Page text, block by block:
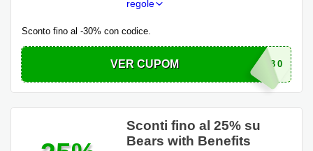
regole
Sconto fino al -30% con codice.
VER CUPOM WELCOME30
Sconti fino al 25% su
Bears with Benefits